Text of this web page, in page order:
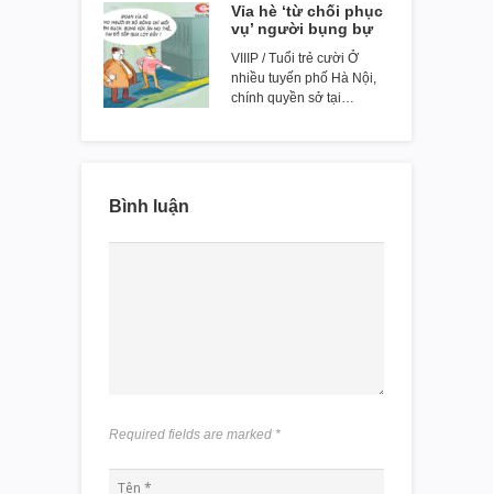
Vỉa hè ‘từ chối phục
vụ’ người bụng bự
VIIIP / Tuổi trẻ cười Ở
nhiều tuyến phố Hà Nội,
chính quyền sở tại…
Bình luận
Required fields are marked *